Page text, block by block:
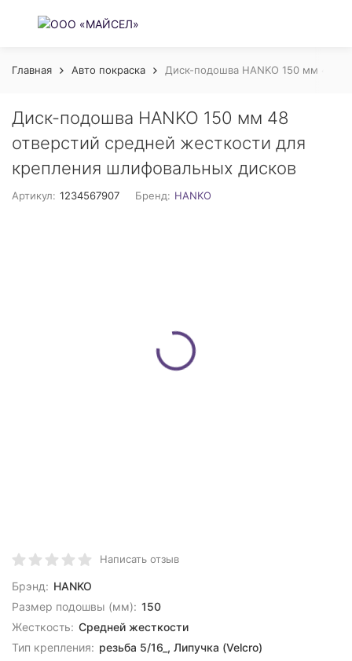
Главная Авто покраска Диск-подошва HANKO 150 мм 48
Диск-подошва HANKO 150 мм 48
отверстий средней жесткости для
крепления шлифовальных дисков
Артикул: 1234567907 Бренд: HANKO
Написать отзыв
Брэнд: HANKO
Размер подошвы (мм): 150
Жесткость: Средней жесткости
Тип крепления: резьба 5/16_, Липучка (Velcro)